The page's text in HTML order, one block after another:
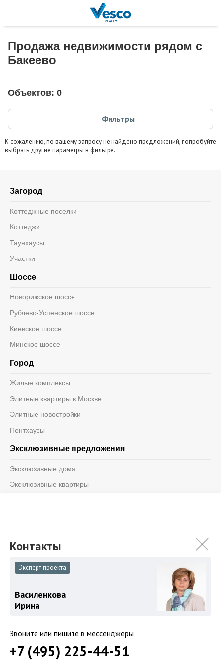
Продажа недвижимости рядом с
Бакеево
Объектов: 0
Фильтры
К сожалению, по вашему запросу не найдено предложений, попробуйте
выбрать другие параметры в фильтре.
Загород
Коттеджные поселки
Коттеджи
Таунхаусы
Участки
Шоссе
Новорижское шоссе
Рублево-Успенское шоссе
Киевское шоссе
Минское шоссе
Город
Жилые комплексы
Элитные квартиры в Москве
Элитные новостройки
Пентхаусы
Эксклюзивные предложения
Эксклюзивные дома
Эксклюзивные квартиры
© 2026 «Vesco Realty»
Дизайн и разработка -
ОГРН 1147746264599
ИНН 7714930244
Эксперт проекта
Василенкова
Ирина
Звоните или пишите в мессенджеры
+7 (495) 225-44-51